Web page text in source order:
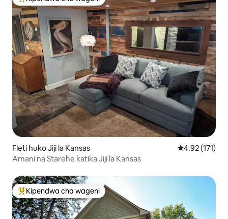
Kipendwa maarufu cha wageni
Fleti huko Jiji la Kansas Ukadiriaji wa
4.92 (171)
Amani na Starehe katika Jiji la Kansas
Kipendwa maarufu cha wageni
Kipendwa cha wageni